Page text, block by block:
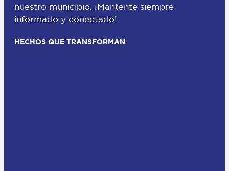
nuestro municipio. ¡Mantente siempre
informado y conectado!
HECHOS QUE TRANSFORMAN